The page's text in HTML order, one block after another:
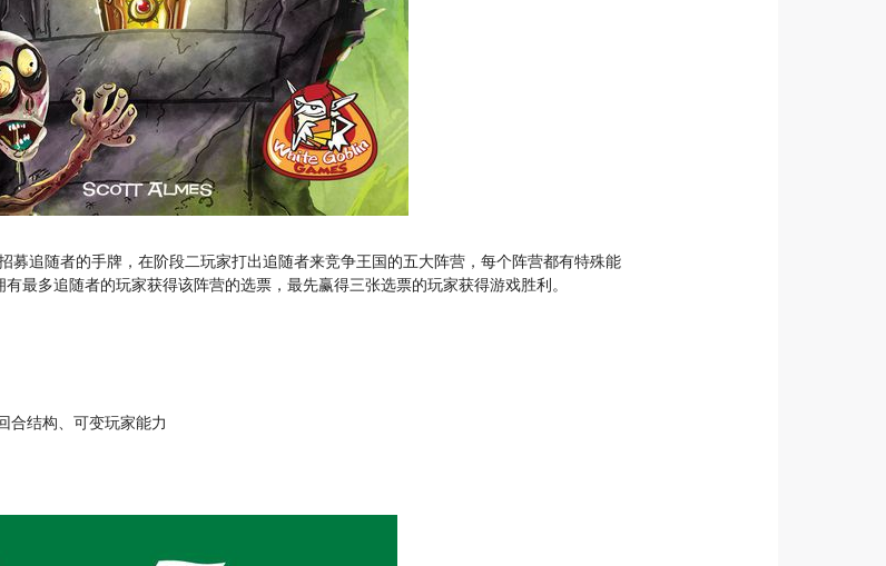
募追随者的手牌，在阶段二玩家打出追随者来竞争王国的五大阵营，每个阵营都有特殊能
最多追随者的玩家获得该阵营的选票，最先赢得三张选票的玩家获得游戏胜利。
合结构、可变玩家能力